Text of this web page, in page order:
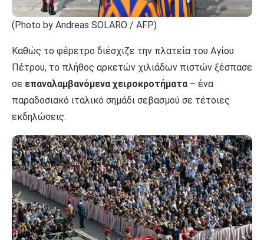
(Photo by Andreas SOLARO / AFP)
Καθώς το φέρετρο διέσχιζε την πλατεία του Αγίου
Πέτρου, το πλήθος αρκετών χιλιάδων πιστών ξέσπασε
σε επαναλαμβανόμενα χειροκροτήματα – ένα
παραδοσιακό ιταλικό σημάδι σεβασμού σε τέτοιες
εκδηλώσεις.